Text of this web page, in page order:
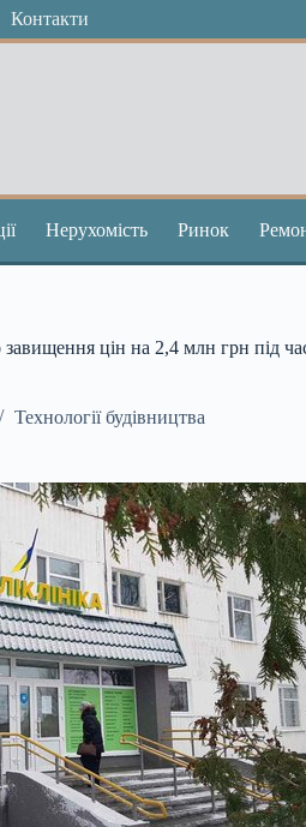
Контакти
Нерухомість Ринок
цін на 2,4 млн грн під час
Технології будівництва